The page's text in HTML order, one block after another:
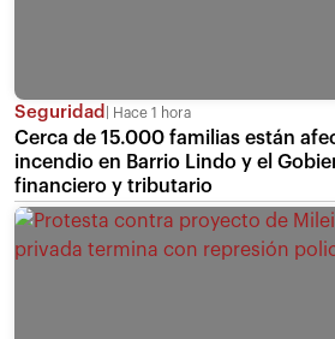
Seguridad Hace 1 hora
Cerca de 15.000 familias están
incendio en Barrio Lindo y el
financiero y tributario